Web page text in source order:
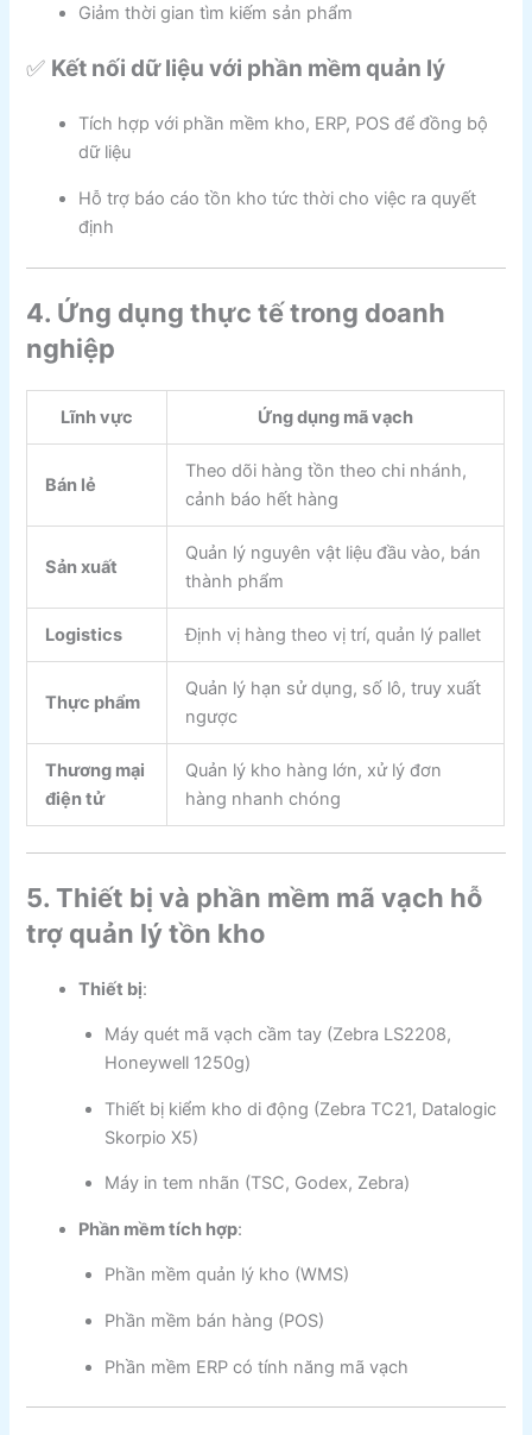
Giảm thời gian tìm kiếm sản phẩm
✅ Kết nối dữ liệu với phần mềm quản lý
Tích hợp với phần mềm kho, ERP, POS để đồng bộ
dữ liệu
Hỗ trợ báo cáo tồn kho tức thời cho việc ra quyết
định
4. Ứng dụng thực tế trong doanh
nghiệp
Lĩnh vực Ứng dụng mã vạch
Bán lẻ
Theo dõi hàng tồn theo chi nhánh,
cảnh báo hết hàng
Sản xuất
Quản lý nguyên vật liệu đầu vào, bán
thành phẩm
Logistics Định vị hàng theo vị trí, quản lý pallet
Thực phẩm
Quản lý hạn sử dụng, số lô, truy xuất
ngược
Thương mại
điện tử
Quản lý kho hàng lớn, xử lý đơn
hàng nhanh chóng
5. Thiết bị và phần mềm mã vạch hỗ
trợ quản lý tồn kho
Thiết bị:
Máy quét mã vạch cầm tay (Zebra LS2208,
Honeywell 1250g)
Thiết bị kiểm kho di động (Zebra TC21, Datalogic
Skorpio X5)
Máy in tem nhãn (TSC, Godex, Zebra)
Phần mềm tích hợp:
Phần mềm quản lý kho (WMS)
Phần mềm bán hàng (POS)
Phần mềm ERP có tính năng mã vạch